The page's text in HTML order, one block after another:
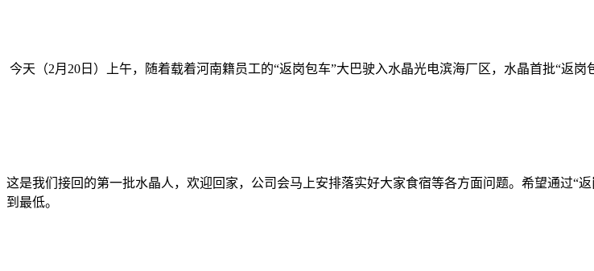
今天（2月20日）上午，随着载着河南籍员工的“返岗包车”大巴驶入水晶光电滨海厂区，水晶首批“返岗
这是我们接回的第一批水晶人，欢迎回家，公司会马上安排落实好大家食宿等各方面问题。希望通过“
到最低。